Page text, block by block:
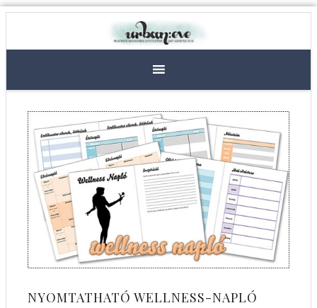
NYOMTATHATÓ WELLNESS-NAPLÓ